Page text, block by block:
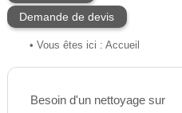
Demande de devis
• Vous êtes ici : Accueil
Besoin d'un nettoyage sur